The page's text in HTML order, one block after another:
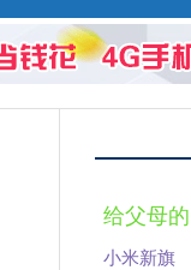
给父母的
小米新旗